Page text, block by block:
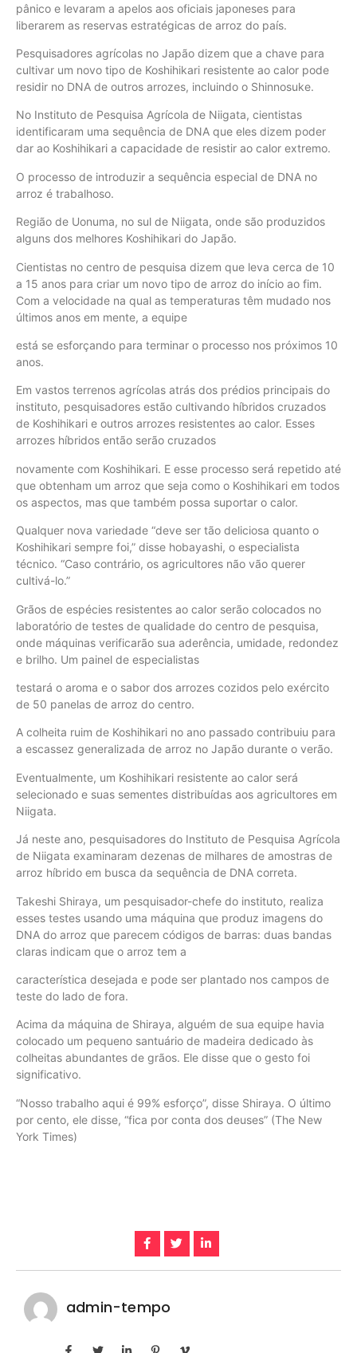
pânico e levaram a apelos aos oficiais japoneses para
liberarem as reservas estratégicas de arroz do país.
Pesquisadores agrícolas no Japão dizem que a chave para
cultivar um novo tipo de Koshihikari resistente ao calor pode
residir no DNA de outros arrozes, incluindo o Shinnosuke.
No Instituto de Pesquisa Agrícola de Niigata, cientistas
identificaram uma sequência de DNA que eles dizem poder
dar ao Koshihikari a capacidade de resistir ao calor extremo.
O processo de introduzir a sequência especial de DNA no
arroz é trabalhoso.
Região de Uonuma, no sul de Niigata, onde são produzidos
alguns dos melhores Koshihikari do Japão.
Cientistas no centro de pesquisa dizem que leva cerca de 10
a 15 anos para criar um novo tipo de arroz do início ao fim.
Com a velocidade na qual as temperaturas têm mudado nos
últimos anos em mente, a equipe
está se esforçando para terminar o processo nos próximos 10
anos.
Em vastos terrenos agrícolas atrás dos prédios principais do
instituto, pesquisadores estão cultivando híbridos cruzados
de Koshihikari e outros arrozes resistentes ao calor. Esses
arrozes híbridos então serão cruzados
novamente com Koshihikari. E esse processo será repetido até
que obtenham um arroz que seja como o Koshihikari em todos
os aspectos, mas que também possa suportar o calor.
Qualquer nova variedade “deve ser tão deliciosa quanto o
Koshihikari sempre foi,” disse hobayashi, o especialista
técnico. “Caso contrário, os agricultores não vão querer
cultivá-lo.”
Grãos de espécies resistentes ao calor serão colocados no
laboratório de testes de qualidade do centro de pesquisa,
onde máquinas verificarão sua aderência, umidade, redondez
e brilho. Um painel de especialistas
testará o aroma e o sabor dos arrozes cozidos pelo exército
de 50 panelas de arroz do centro.
A colheita ruim de Koshihikari no ano passado contribuiu para
a escassez generalizada de arroz no Japão durante o verão.
Eventualmente, um Koshihikari resistente ao calor será
selecionado e suas sementes distribuídas aos agricultores em
Niigata.
Já neste ano, pesquisadores do Instituto de Pesquisa Agrícola
de Niigata examinaram dezenas de milhares de amostras de
arroz híbrido em busca da sequência de DNA correta.
Takeshi Shiraya, um pesquisador-chefe do instituto, realiza
esses testes usando uma máquina que produz imagens do
DNA do arroz que parecem códigos de barras: duas bandas
claras indicam que o arroz tem a
característica desejada e pode ser plantado nos campos de
teste do lado de fora.
Acima da máquina de Shiraya, alguém de sua equipe havia
colocado um pequeno santuário de madeira dedicado às
colheitas abundantes de grãos. Ele disse que o gesto foi
significativo.
“Nosso trabalho aqui é 99% esforço”, disse Shiraya. O último
por cento, ele disse, “fica por conta dos deuses” (The New
York Times)
admin-tempo